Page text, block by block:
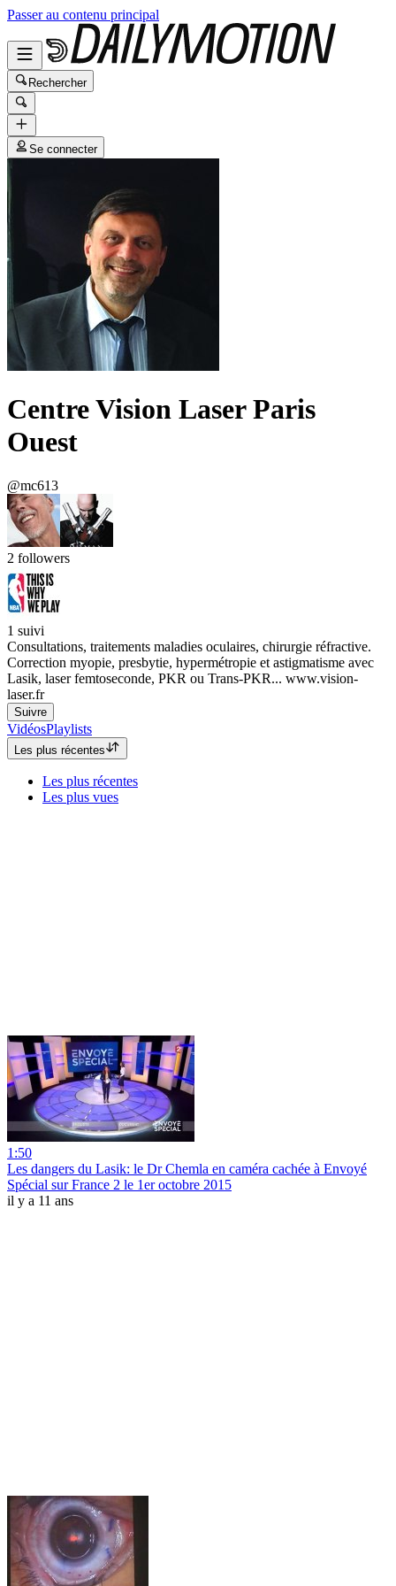
Passer au contenu principal
Rechercher
Se connecter
Centre Vision Laser Paris
Ouest
@mc613
2 followers
1 suivi
Consultations, traitements maladies oculaires, chirurgie réfractive.
Correction myopie, presbytie, hypermétropie et astigmatisme avec
Lasik, laser femtoseconde, PKR ou Trans-PKR... www.vision-
laser.fr
Suivre
VidéosPlaylists
Les plus récentes
Les plus récentes
Les plus vues
1:50
Les dangers du Lasik: le Dr Chemla en caméra cachée à Envoyé
Spécial sur France 2 le 1er octobre 2015
il y a 11 ans